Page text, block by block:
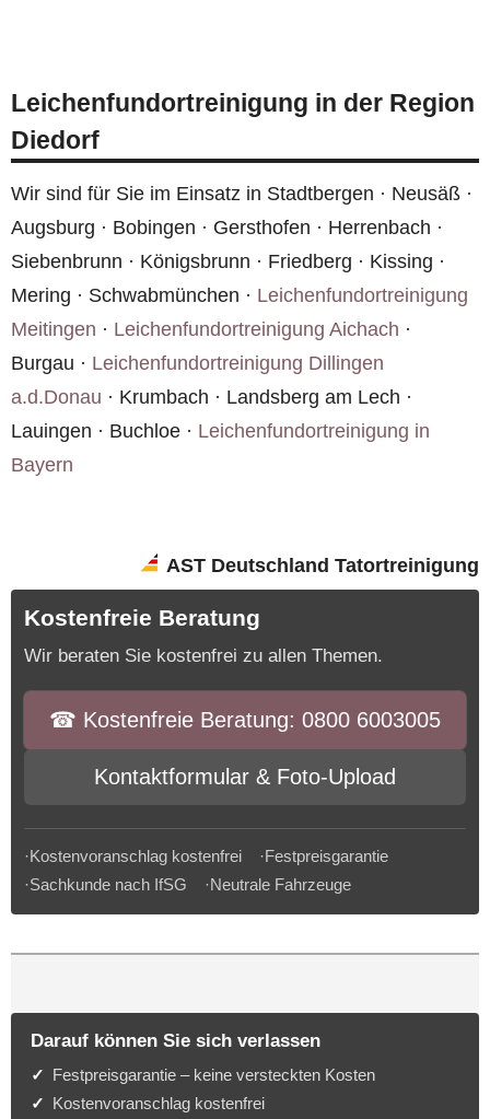
Dieses mehrstufige Verfahren stellt sicher, dass
die Wohnung in Diedorf dauerhaft geruchsfrei
wird.
Leichenfundortreinigung in der Region
Diedorf
Wir sind für Sie im Einsatz in Stadtbergen · Neusäß ·
Augsburg · Bobingen · Gersthofen · Herrenbach ·
Siebenbrunn · Königsbrunn · Friedberg · Kissing ·
Mering · Schwabmünchen · Leichenfundortreinigung
Meitingen · Leichenfundortreinigung Aichach ·
Burgau · Leichenfundortreinigung Dillingen
a.d.Donau · Krumbach · Landsberg am Lech ·
Lauingen · Buchloe · Leichenfundortreinigung in
Bayern
AST Deutschland Tatortreinigung
Kostenfreie Beratung
Wir beraten Sie kostenfrei zu allen Themen.
☎︎ Kostenfreie Beratung: 0800 6003005
Kontaktformular & Foto-Upload
·Kostenvoranschlag kostenfrei ·Festpreisgarantie
·Sachkunde nach IfSG ·Neutrale Fahrzeuge
Darauf können Sie sich verlassen
Festpreisgarantie – keine versteckten Kosten
Kostenvoranschlag kostenfrei